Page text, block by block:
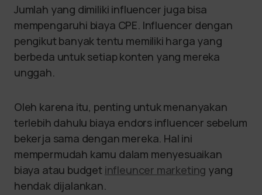
Jumlah yang dimiliki influencer juga bisa
mempengaruhi biaya CPE. Influencer dengan
pengikut banyak tentu memiliki harga yang
berbeda untuk setiap konten yang mereka
unggah.
Oleh karena itu, penting untuk menanyakan
terlebih dahulu biaya endors influencer sebelum
bekerja sama dengan mereka. Hal ini
mempermudah kamu dalam menyesuaikan
biaya atau budget infleuncer marketing yang
hendak dijalankan.